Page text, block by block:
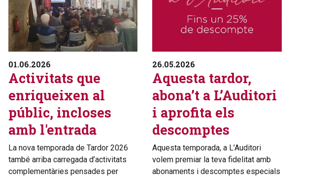
01.06.2026
Activitats que
enriqueixen al
públic, incloses
amb l'entrada
La nova temporada de Tardor 2026
també arriba carregada d’activitats
complementàries pensades per
26.05.2026
Aquesta tardor,
abona’t a L’Auditori
i aprofita els
descomptes
Aquesta temporada, a L’Auditori
volem premiar la teva fidelitat amb
abonaments i descomptes especials